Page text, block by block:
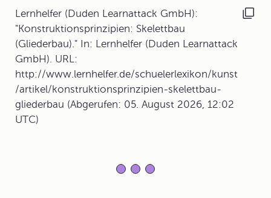
Lernhelfer (Duden Learnattack GmbH):
"Konstruktionsprinzipien: Skelettbau
(Gliederbau)." In: Lernhelfer (Duden Learnattack
GmbH). URL:
http://www.lernhelfer.de/schuelerlexikon/kunst
/artikel/konstruktionsprinzipien-skelettbau-
gliederbau (Abgerufen: 05. August 2026, 12:02
UTC)